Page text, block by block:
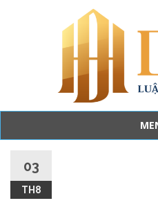
content
03
TH8